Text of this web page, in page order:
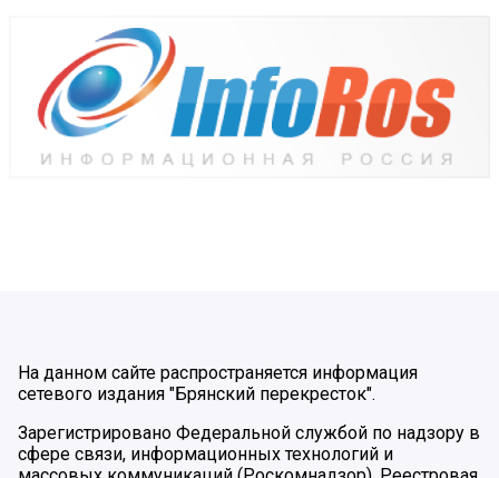
На данном сайте распространяется информация
сетевого издания "Брянский перекресток".
Зарегистрировано Федеральной службой по надзору в
сфере связи, информационных технологий и